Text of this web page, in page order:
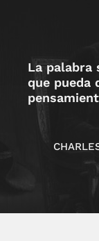
La palabra
que pueda